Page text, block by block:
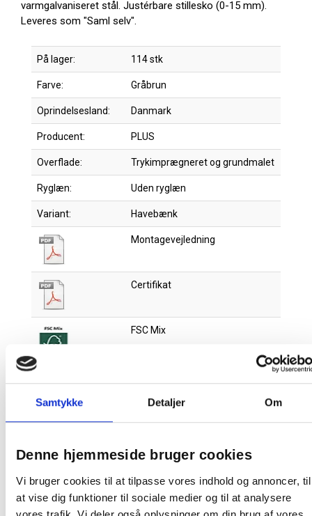
Samtykke Detaljer Om
Denne hjemmeside bruger cookies
Vi bruger cookies til at tilpasse vores indhold og annoncer, til
at vise dig funktioner til sociale medier og til at analysere
varmgalvaniseret stål. Justérbare stillesko (0-15 mm).
Leveres som "Saml selv".
På lager: 114 stk
Farve: Gråbrun
Oprindelsesland: Danmark
Producent: PLUS
Overflade: Trykimprægneret og grundmalet
Ryglæn: Uden ryglæn
Variant: Havebænk
Montagevejledning
Certifikat
FSC Mix
Relaterede produkter
Gratis fragt